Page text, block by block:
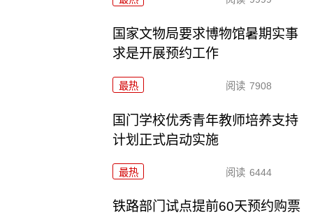
国家文物局要求博物馆暑期实事
求是开展预约工作
最热 阅读 7908
国门学校优秀青年教师培养支持
计划正式启动实施
最热 阅读 6444
铁路部门试点提前60天预约购票